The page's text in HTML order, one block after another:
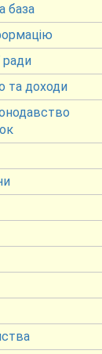
база
ради
та доходи